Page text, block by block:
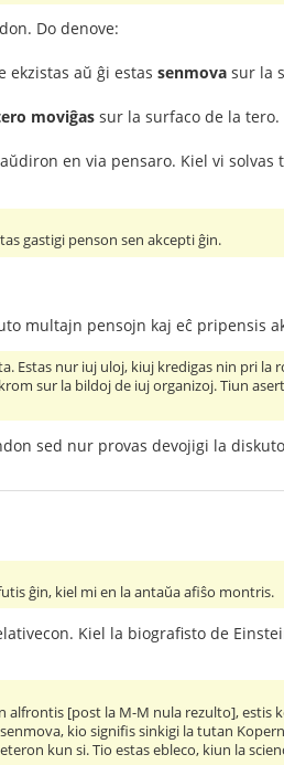
Do denove:
ekzistas aŭ ĝi estas senmova sur la
moviĝas sur la surfaco de la tero.
en via pensaro. Kiel vi solvas
gastigi penson sen akcepti ĝin.
multajn pensojn kaj eĉ pripensis
Estas nur iuj uloj, kiuj kredigas nin pri
sur la bildoj de iuj organizoj. Tiun
sed nur provas devojigi la
ĝin, kiel mi en la antaŭa afiŝo montris.
Kiel la biografisto de
alfrontis [post la M-M nula rezulto], estis
kio signifis sinkigi la tutan
kun si. Tio estas ebleco, kiun la